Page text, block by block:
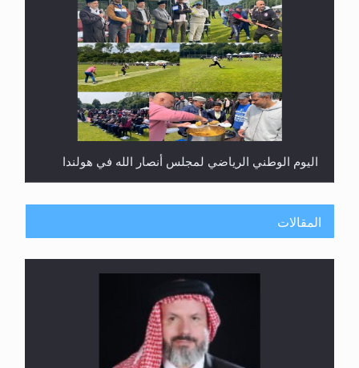
اليوم الوطني الرياضي لمجلس أنصار الله في هولندا
إتمام حفظ القرآن الكريم لثلاثة طلاب من مدرسة الحفظ
المقالات